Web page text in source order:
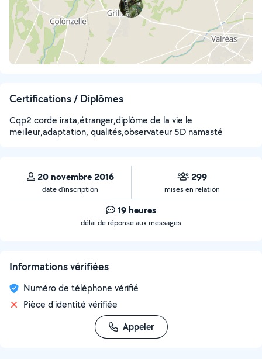
Certifications / Diplômes
Cqp2 corde irata,étranger,diplôme de la vie le
meilleur,adaptation, qualités,observateur 5D namasté
20 novembre 2016
date d’inscription
299
mises en relation
19 heures
délai de réponse aux messages
Informations vérifiées
Numéro de téléphone vérifié
Pièce d'identité vérifiée
Appeler